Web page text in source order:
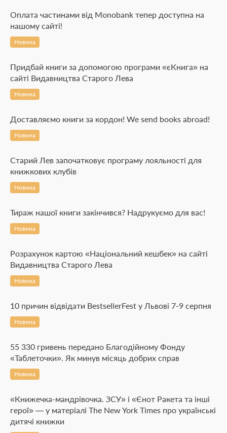
Оплата частинами від Monobank тепер доступна на
нашому сайті!
Новина
Придбай книги за допомогою програми «єКнига» на
сайті Видавництва Старого Лева
Новина
Доставляємо книги за кордон! We send books abroad!
Новина
Старий Лев започатковує програму лояльності для
книжкових клубів
Новина
Тираж нашої книги закінчився? Надрукуємо для вас!
Новина
Розрахунок картою «Національний кешбек» на сайті
Видавництва Старого Лева
Новина
10 причин відвідати BestsellerFest у Львові 7-9 серпня
Новина
55 330 гривень передано Благодійному Фонду
«Таблеточки». Як минув місяць добрих справ
Новина
«Книжечка-мандрівочка. ЗСУ» і «Єнот Ракета та інші
герої» — у матеріалі The New York Times про українські
дитячі книжки